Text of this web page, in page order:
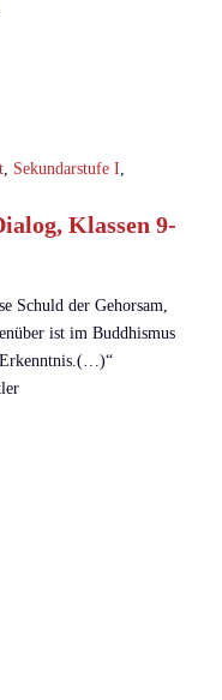
, Sekundarstufe I,
Klassen 9-
Schuld der Gehorsam,
ist im Buddhismus
Erkenntnis.(…)“